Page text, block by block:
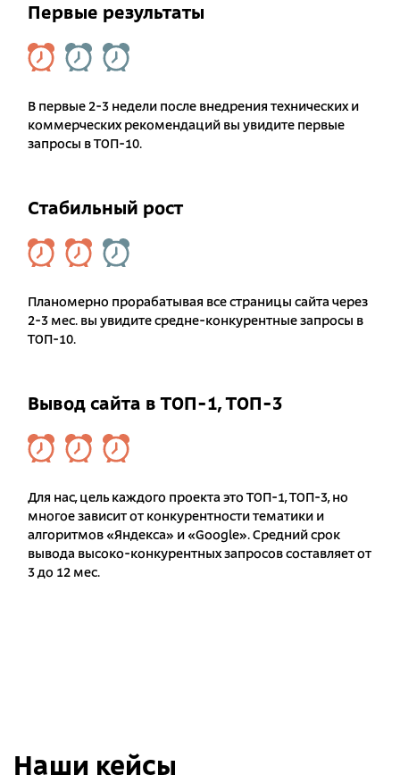
Первые результаты
В первые 2-3 недели после внедрения технических и
коммерческих рекомендаций вы увидите первые
запросы в ТОП-10.
Стабильный рост
Планомерно прорабатывая все страницы сайта через
2-3 мес. вы увидите средне-конкурентные запросы в
ТОП-10.
Вывод сайта в ТОП-1, ТОП-3
Для нас, цель каждого проекта это ТОП-1, ТОП-3, но
многое зависит от конкурентности тематики и
алгоритмов «Яндекса» и «Google». Средний срок
вывода высоко-конкурентных запросов составляет от
3 до 12 мес.
Наши кейсы